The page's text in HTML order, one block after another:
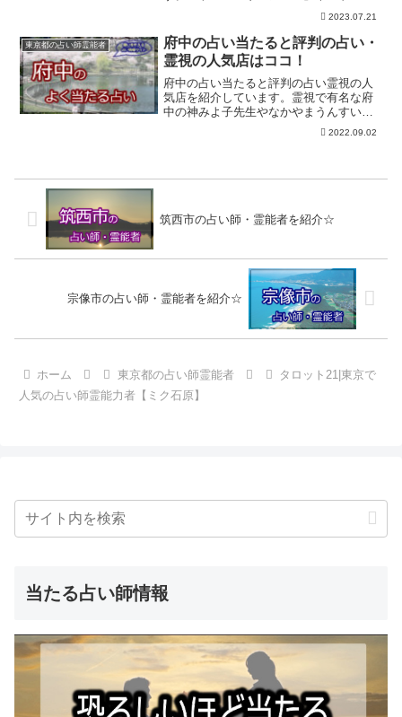
秋葉原店の近くにある「占いマクトゥー
ブ」の中川先生、占いカフェやメイド占
いなど秋葉原の占いは意外とディープ！
よく当たると評判です。
2023.07.21
東京都の占い師霊能者
府中の占い当たると評判の占い・
霊視の人気店はココ！
府中の占い当たると評判の占い霊視の人
気店を紹介しています。霊視で有名な府
中の神みよ子先生やなかやまうんすい先
生、江楓堂、四柱推命のゆか先生、手相
の美鈴先生など人気スポットが幾つもあ
2022.09.02
筑西市の占い師・霊能者を紹介☆
宗像市の占い師・霊能者を紹介☆
ホーム 東京都の占い師霊能者
タロット21|東京で
人気の占い師霊能力者【ミク石原】
当たる占い師情報